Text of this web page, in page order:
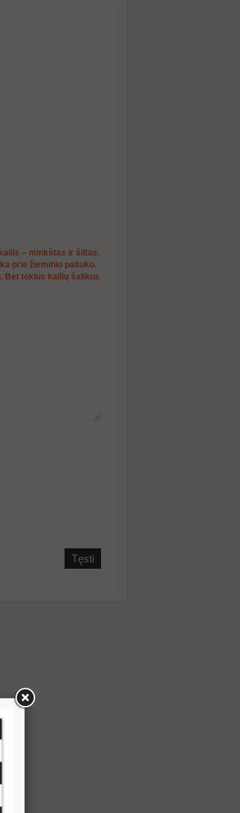
– minkštas ir šiltas.
prie žieminio paltuko.
Bet tokius kailių šalikus
Tęsti